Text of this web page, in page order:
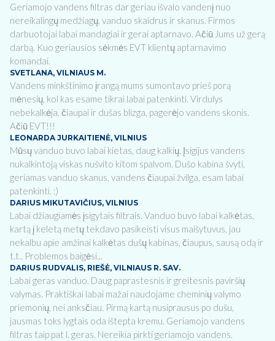
Geriamojo vandens filtras dar geriau išvalo vandenį nuo
nereikalingų medžiagų, vanduo skaidrus ir skanus. Firmos
darbuotojai labai mandagiai ir gerai aptarnavo. Ačiū Jums už gerą
darbą. Kuo geriausios sėkmės EVT klientų aptarnavimo
komandai.
SVETLANA, VILNIAUS M.
Vandens minkštinimo įrangą mums sumontavo prieš porą
mėnesių, kol kas esame tikrai labai patenkinti. Virdulys
nebekalkėja, čiaupai ir dušas blizga, pagerėjo vandens skonis.
Ačiū EVT!!!
LEONARDA JURKAITIENĖ, VILNIUS
Mūsų vanduo buvo labai kietas, daug kalkių. Įsigijus vandens
nukalkintoją viskas nušvito kitom spalvom. Dušo kabina švyti,
geriamas vanduo skanus, vandens čiaupai žvilga, esam labai
patenkinti. :)
DARIUS MIKUTAVIČIUS, VILNIUS
Labai džiaugiamės įsigytais filtrais. Vanduo buvo labai kalkėtas,
kartą į keletą metų tekdavo pasikeisti visus maišytuvus, jau
nekalbu apie amžinai kalkėtas dušų kabinas, čiaupus, sausą odą ir
t.t.. Problemos baigėsi...
DARIUS RUDVALIS, RIEŠĖ, VILNIAUS R. SAV.
Labai geras vanduo. Daug paprastesnis ir greitesnis paviršių
valymas. Praktiškai labai mažai naudojame cheminių valymo
priemonių, nei anksčiau. Pirmą kartą nusiprausus po dušu,
jausmas toks lygtais oda ištepta kremu. Geriamojo vandens
filtras taip pat l. geras. Nereikia pirkti geriamojo vandens.